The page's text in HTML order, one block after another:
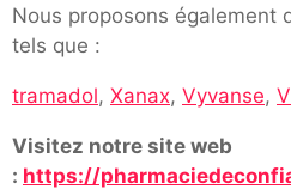
Nous proposons également
tels que :
tramadol, Xanax, Vyvanse,
Visitez notre site web
: https://